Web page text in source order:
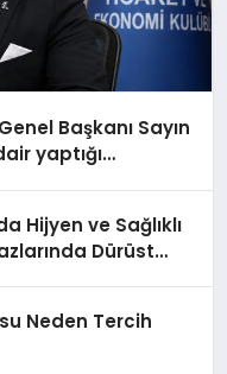
Başkanı Sayın
yaptığı
Hijyen ve Sağlıklı
Dürüst
Neden Tercih